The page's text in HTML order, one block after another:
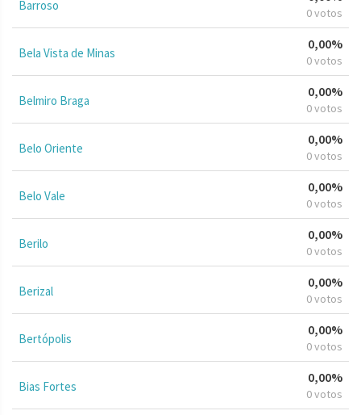
Barroso 0 votos
Bela Vista de Minas
0,00%
0 votos
Belmiro Braga
0,00%
0 votos
Belo Oriente
0,00%
0 votos
Belo Vale
0,00%
0 votos
Berilo
0,00%
0 votos
Berizal
0,00%
0 votos
Bertópolis
0,00%
0 votos
Bias Fortes
0,00%
0 votos